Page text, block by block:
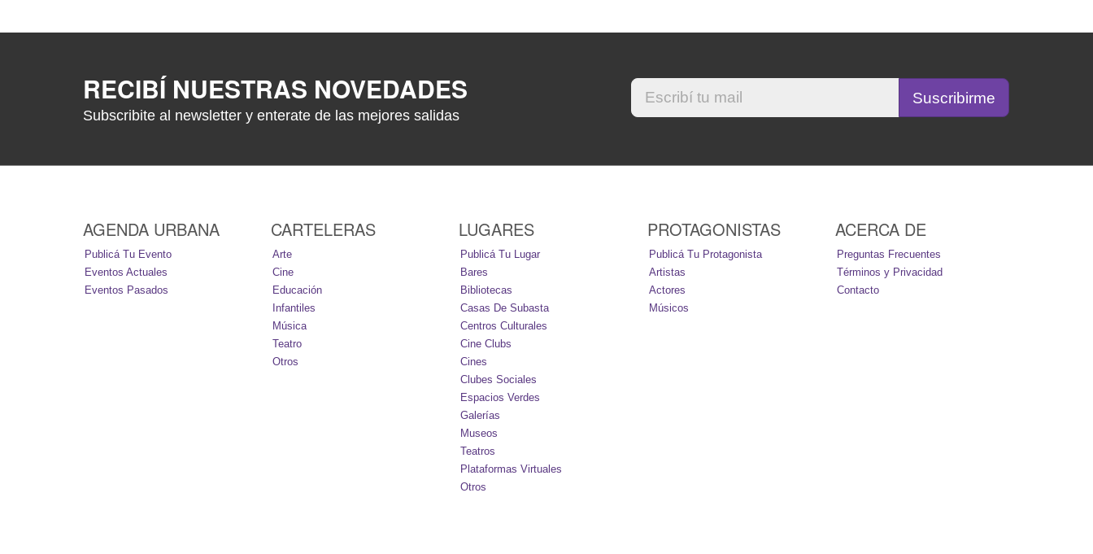
RECIBÍ NUESTRAS NOVEDADES
Subscribite al newsletter y enterate de las mejores salidas
AGENDA URBANA
Publicá Tu Evento
Eventos Actuales
Eventos Pasados
CARTELERAS
Arte
Cine
Educación
Infantiles
Música
Teatro
Otros
LUGARES
Publicá Tu Lugar
Bares
Bibliotecas
Casas De Subasta
Centros Culturales
Cine Clubs
Cines
Clubes Sociales
Espacios Verdes
Galerías
Museos
Teatros
Plataformas Virtuales
Otros
PROTAGONISTAS
Publicá Tu Protagonista
Artistas
Actores
Músicos
ACERCA DE
Preguntas Frecuentes
Términos y Privacidad
Contacto